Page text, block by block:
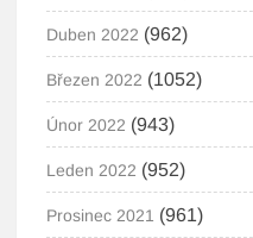
Duben 2022 (962)
Březen 2022 (1052)
Únor 2022 (943)
Leden 2022 (952)
Prosinec 2021 (961)